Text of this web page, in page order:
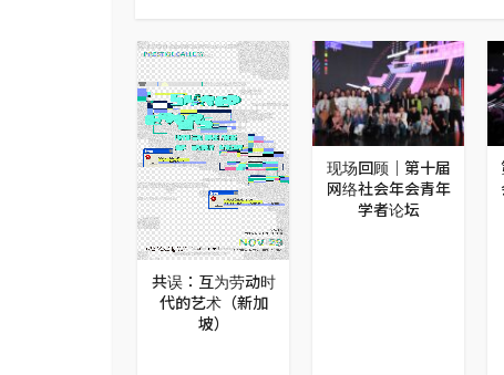
共误：互为劳动时
代的艺术（新加
坡）
现场回顾｜第十届
网络社会年会青年
学者论坛